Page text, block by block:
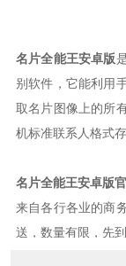
名片全能王安卓版
别软件，它能利用
取名片图像上的所
机标准联系人格式
名片全能王安卓版
来自各行各业的商
送，数量有限，先